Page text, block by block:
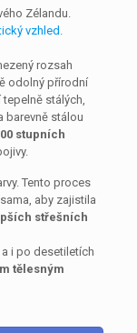
Zélandu.
vzhled.
rozsah
odolný přírodní
stálých,
barevně stálou
stupních
Tento proces
aby zajistila
střešních
i po desetiletích
tělesným